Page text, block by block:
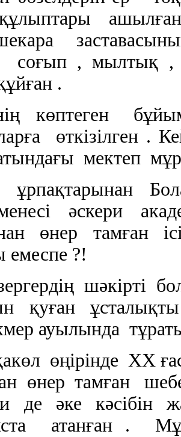
, мылтық ,
.
көптеген
өткізілген .
мектеп
ұрпақтарынан
әскери
өнер тамған
емеспе ?!
шәкірті
қуған
ауылында
өңірінде ХХ
өнер тамған
де әке кәсібін
ұста атанған .